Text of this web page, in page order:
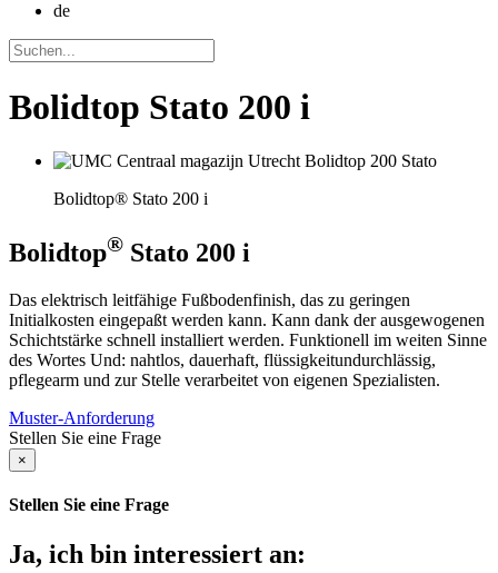
de
Bolidtop Stato 200 i
Bolidtop® Stato 200 i
Bolidtop® Stato 200 i
Das elektrisch leitfähige Fußbodenfinish, das zu geringen
Initialkosten eingepaßt werden kann. Kann dank der ausgewogenen
Schichtstärke schnell installiert werden. Funktionell im weiten Sinne
des Wortes Und: nahtlos, dauerhaft, flüssigkeitundurchlässig,
pflegearm und zur Stelle verarbeitet von eigenen Spezialisten.
Muster-Anforderung
Stellen Sie eine Frage
×
Stellen Sie eine Frage
Ja, ich bin interessiert an: